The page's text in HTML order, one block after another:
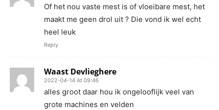
Of het nou vaste mest is of vloeibare mest, het
maakt me geen drol uit ? Die vond ik wel echt
heel leuk
Reply
Waast Devlieghere
2022-04-14 At 09:46
alles groot daar hou ik ongelooflijk veel van
grote machines en velden